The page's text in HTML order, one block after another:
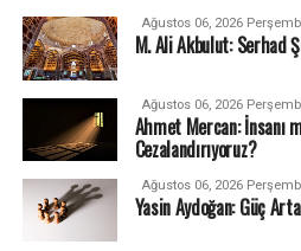
Ağustos 06, 2026
M. Ali Akbulut: Serhad
Ağustos 06, 2026
Ahmet Mercan: İnsanı
Cezalandırıyoruz?
Ağustos 06, 2026
Yasin Aydoğan: Güç